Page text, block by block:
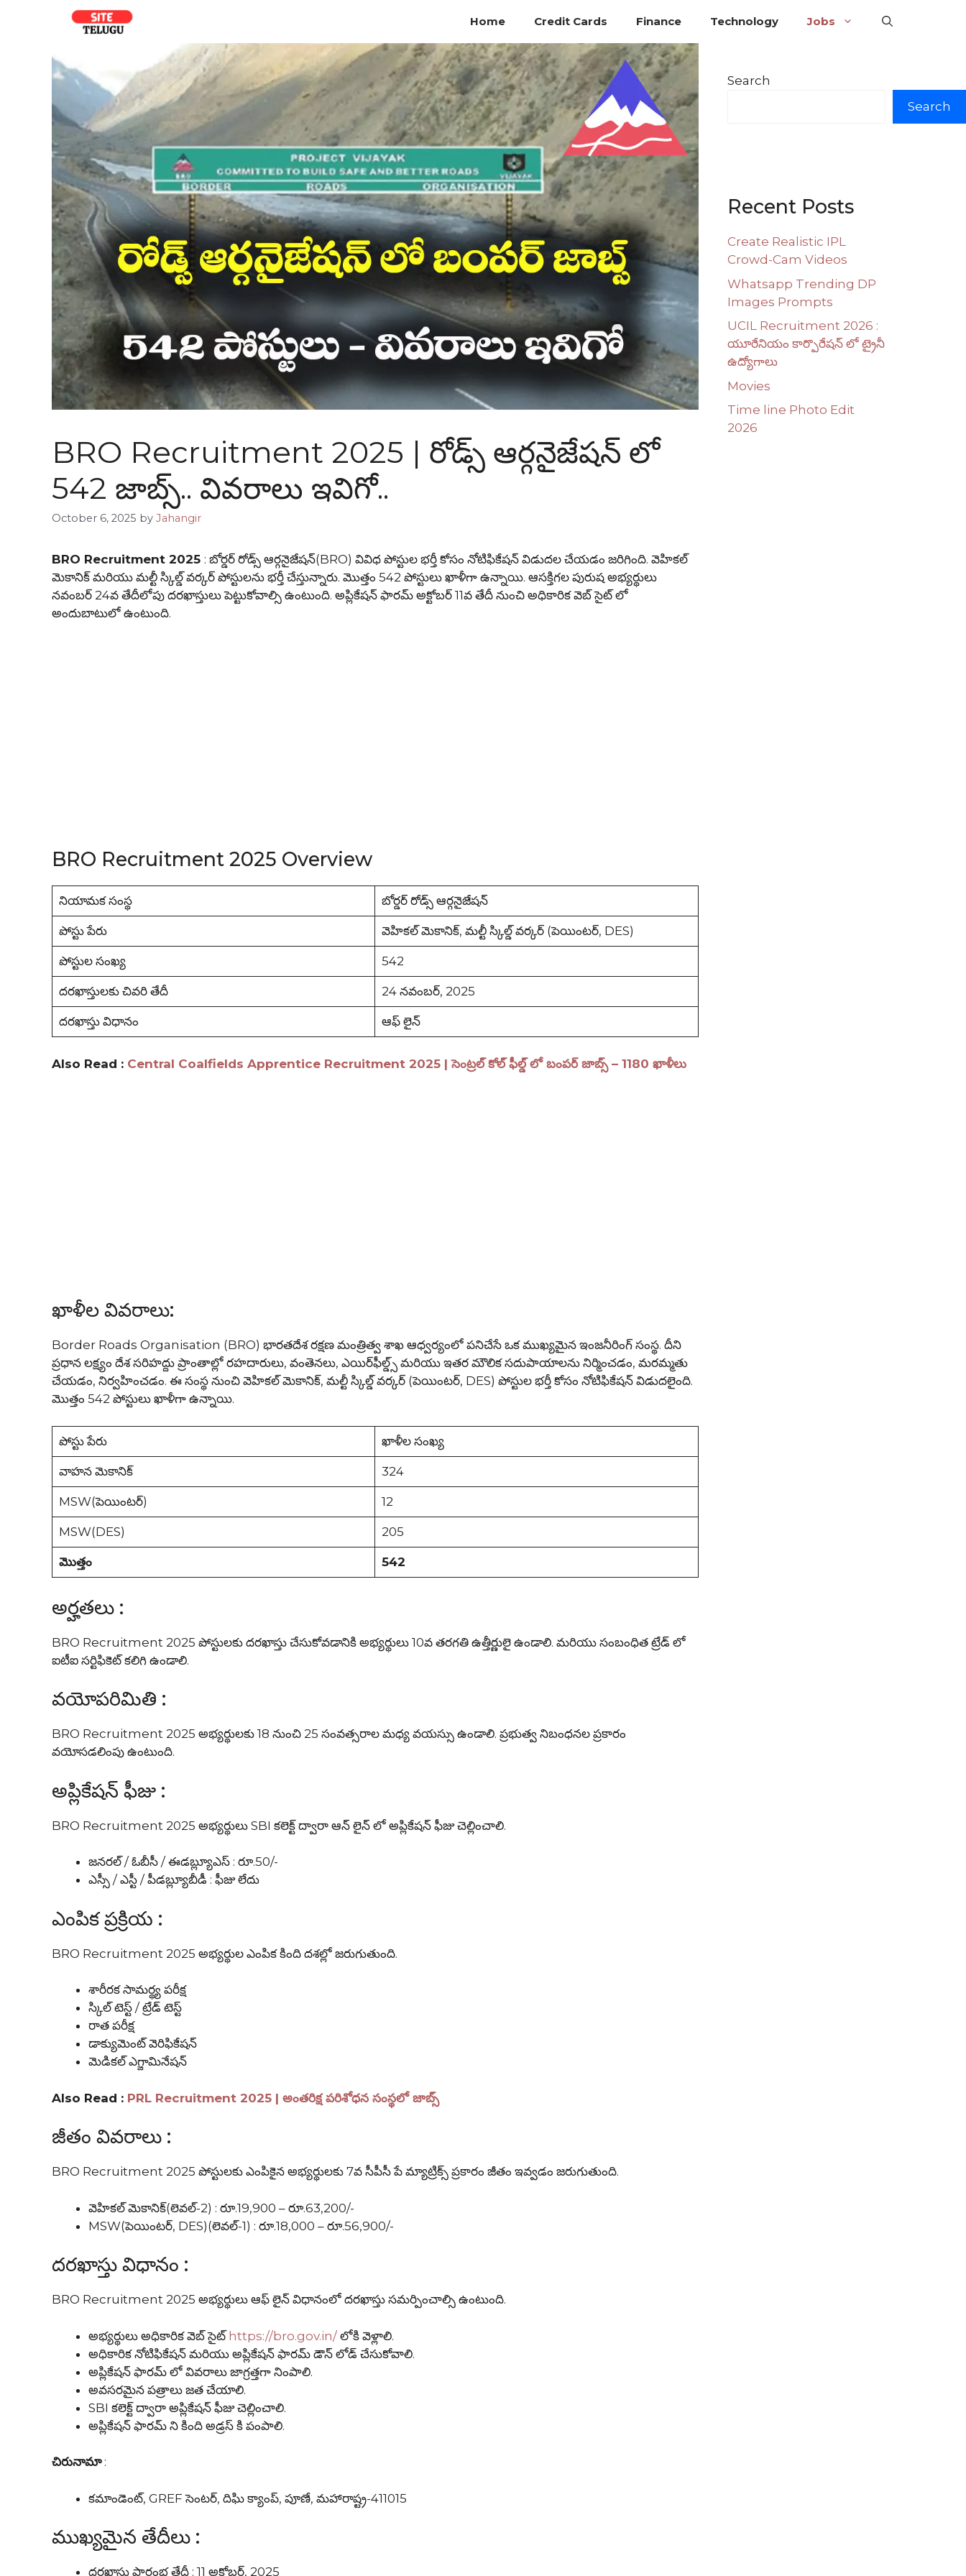
Home Credit Cards Finance Technology Jobs
BRO Recruitment 2025 | రోడ్స్ ఆర్గనైజేషన్ లో
542 జాబ్స్.. వివరాలు ఇవిగో..
October 6, 2025 by Jahangir
BRO Recruitment 2025 : బోర్డర్ రోడ్స్ ఆర్గనైజేషన్(BRO) వివిధ పోస్టుల భర్తీ కోసం నోటిఫికేషన్ విడుదల చేయడం జరిగింది. వెహికల్
మెకానిక్ మరియు మల్టీ స్కిల్డ్ వర్కర్ పోస్టులను భర్తీ చేస్తున్నారు. మొత్తం 542 పోస్టులు ఖాళీగా ఉన్నాయి. ఆసక్తిగల పురుష అభ్యర్థులు
నవంబర్ 24వ తేదీలోపు దరఖాస్తులు పెట్టుకోవాల్సి ఉంటుంది. అప్లికేషన్ ఫారమ్ అక్టోబర్ 11వ తేదీ నుంచి అధికారిక వెబ్ సైట్ లో
అందుబాటులో ఉంటుంది.
BRO Recruitment 2025 Overview
నియామక సంస్థ బోర్డర్ రోడ్స్ ఆర్గనైజేషన్
పోస్టు పేరు వెహికల్ మెకానిక్, మల్టీ స్కిల్డ్ వర్కర్ (పెయింటర్, DES)
పోస్టుల సంఖ్య 542
దరఖాస్తులకు చివరి తేదీ 24 నవంబర్, 2025
దరఖాస్తు విధానం ఆఫ్ లైన్
Also Read : Central Coalfields Apprentice Recruitment 2025 | సెంట్రల్ కోల్ ఫీల్డ్ లో బంపర్ జాబ్స్ – 1180 ఖాళీలు
ఖాళీల వివరాలు:
Border Roads Organisation (BRO) భారతదేశ రక్షణ మంత్రిత్వ శాఖ ఆధ్వర్యంలో పనిచేసే ఒక ముఖ్యమైన ఇంజనీరింగ్ సంస్థ. దీని
ప్రధాన లక్ష్యం దేశ సరిహద్దు ప్రాంతాల్లో రహదారులు, వంతెనలు, ఎయిర్‌ఫీల్డ్స్ మరియు ఇతర మౌలిక సదుపాయాలను నిర్మించడం, మరమ్మతు
చేయడం, నిర్వహించడం. ఈ సంస్థ నుంచి వెహికల్ మెకానిక్, మల్టీ స్కిల్డ్ వర్కర్ (పెయింటర్, DES) పోస్టుల భర్తీ కోసం నోటిఫికేషన్ విడుదలైంది.
మొత్తం 542 పోస్టులు ఖాళీగా ఉన్నాయి.
పోస్టు పేరు ఖాళీల సంఖ్య
వాహన మెకానిక్ 324
MSW(పెయింటర్) 12
MSW(DES) 205
మొత్తం 542
అర్హతలు :
BRO Recruitment 2025 పోస్టులకు దరఖాస్తు చేసుకోవడానికి అభ్యర్థులు 10వ తరగతి ఉత్తీర్ణులై ఉండాలి. మరియు సంబంధిత ట్రేడ్ లో
ఐటీఐ సర్టిఫికెట్ కలిగి ఉండాలి.
వయోపరిమితి :
BRO Recruitment 2025 అభ్యర్థులకు 18 నుంచి 25 సంవత్సరాల మధ్య వయస్సు ఉండాలి. ప్రభుత్వ నిబంధనల ప్రకారం
వయోసడలింపు ఉంటుంది.
అప్లికేషన్ ఫీజు :
BRO Recruitment 2025 అభ్యర్థులు SBI కలెక్ట్ ద్వారా ఆన్ లైన్ లో అప్లికేషన్ ఫీజు చెల్లించాలి.
జనరల్ / ఓబీసీ / ఈడబ్ల్యూఎస్ : రూ.50/-
ఎస్సీ / ఎస్టీ / పీడబ్ల్యూబీడీ : ఫీజు లేదు
ఎంపిక ప్రక్రియ :
BRO Recruitment 2025 అభ్యర్థుల ఎంపిక కింది దశల్లో జరుగుతుంది.
శారీరక సామర్థ్య పరీక్ష
స్కిల్ టెస్ట్ / ట్రేడ్ టెస్ట్
రాత పరీక్ష
డాక్యుమెంట్ వెరిఫికేషన్
మెడికల్ ఎగ్జామినేషన్
Also Read : PRL Recruitment 2025 | అంతరిక్ష పరిశోధన సంస్థలో జాబ్స్
జీతం వివరాలు :
BRO Recruitment 2025 పోస్టులకు ఎంపికైన అభ్యర్థులకు 7వ సీపీసీ పే మ్యాట్రిక్స్ ప్రకారం జీతం ఇవ్వడం జరుగుతుంది.
వెహికల్ మెకానిక్(లెవల్-2) : రూ.19,900 – రూ.63,200/-
MSW(పెయింటర్, DES)(లెవల్-1) : రూ.18,000 – రూ.56,900/-
దరఖాస్తు విధానం :
BRO Recruitment 2025 అభ్యర్థులు ఆఫ్ లైన్ విధానంలో దరఖాస్తు సమర్పించాల్సి ఉంటుంది.
అభ్యర్థులు అధికారిక వెబ్ సైట్https://bro.gov.in/ లోకి వెళ్లాలి.
అధికారిక నోటిఫికేషన్ మరియు అప్లికేషన్ ఫారమ్ డౌన్ లోడ్ చేసుకోవాలి.
అప్లికేషన్ ఫారమ్ లో వివరాలు జాగ్రత్తగా నింపాలి.
అవసరమైన పత్రాలు జత చేయాలి.
SBI కలెక్ట్ ద్వారా అప్లికేషన్ ఫీజు చెల్లించాలి.
అప్లికేషన్ ఫారమ్ ని కింది అడ్రస్ కి పంపాలి.
చిరునామా:
కమాండెంట్, GREF సెంటర్, దిఘి క్యాంప్, పూణే, మహారాష్ట్ర-411015
ముఖ్యమైన తేదీలు :
దరఖాస్తు ప్రారంభ తేదీ : 11 అక్టోబర్, 2025
Search
Search
Recent Posts
Create Realistic IPL
Crowd-Cam Videos
Whatsapp Trending DP
Images Prompts
UCIL Recruitment 2026 :
యూరేనియం కార్పొరేషన్ లో ట్రైనీ
ఉద్యోగాలు
Movies
Time line Photo Edit
2026